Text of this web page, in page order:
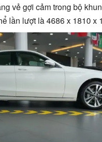
vẻ gợi cảm trong bộ
lần lượt là 4686 x 1810 x